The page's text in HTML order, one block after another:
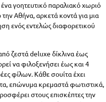
γοητευτικό παραλιακό χωριό
Αθήνα, αρκετά κοντά για μια
ενός εντελώς διαφορετικού
ζεστά deluxe δίκλινα έως
να φιλοξενήσει έως και 4
φίλων. Κάθε σουίτα έχει
επώνυμα κρεμαστά φωτιστικά,
στους επισκέπτες την